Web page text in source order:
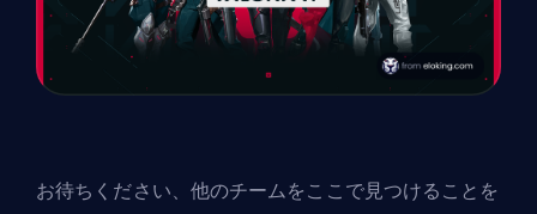
お待ちください、他のチームをここで見つけることを